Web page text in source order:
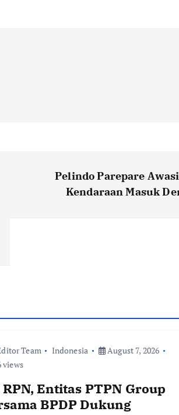
Pelindo Parepare
Kendaraan Masuk
Team Indonesia
August 7, 2026
views
RPN, Entitas PTPN Group
BPDP Dukung